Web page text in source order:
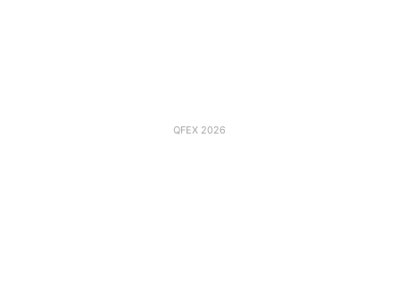
QFEX 2026